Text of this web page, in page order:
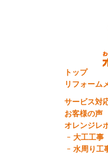
トップ
リフォーム
サービス対
お客様の声
オレンジレ
大工工事
水周り工